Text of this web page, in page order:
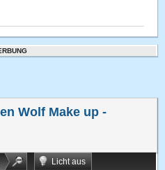
Wolf Make up -
Licht aus